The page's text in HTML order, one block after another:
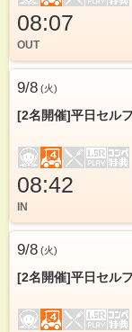
08:07
OUT
9/8 (火)
[2名開催]平日セルフ
08:42
IN
9/8 (火)
[2名開催]平日セルフ